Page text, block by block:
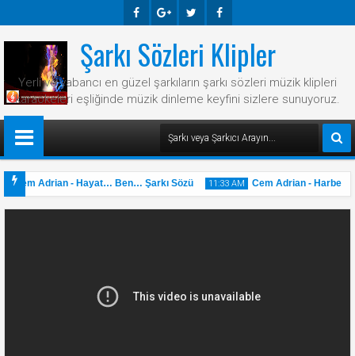
Ook E-
Plus
R Ook
Şarkı Sözleri Klipler
Yerli ve yabancı en güzel şarkıların şarkı sözleri müzik klipleri
karaokeleri eşliğinde müzik dinleme keyfini sizlere sunuyoruz.
Cem Adrian - Hayat… Ben… Şarkı Sözü 11:33 AM
31 May
2025
Cem Adrian - Harbe